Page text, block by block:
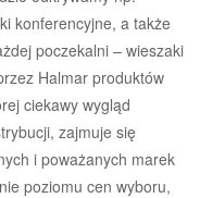
konferencyjne, a także
poczekalni – wieszaki
Halmar produktów
ciekawy wygląd
zajmuje się
i poważanych marek
poziomu cen wyboru,